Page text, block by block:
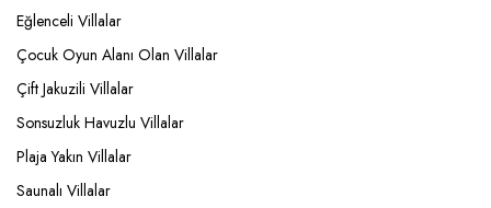
Eğlenceli Villalar
Çocuk Oyun Alanı Olan Villalar
Çift Jakuzili Villalar
Sonsuzluk Havuzlu Villalar
Plaja Yakın Villalar
Saunalı Villalar